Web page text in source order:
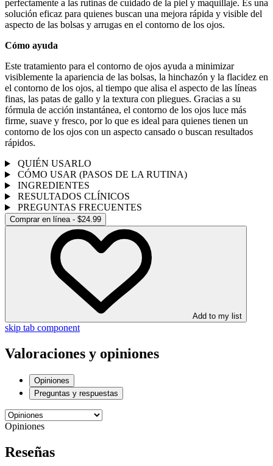
perfectamente a las rutinas de cuidado de la piel y maquillaje. Es una
solución eficaz para quienes buscan una mejora rápida y visible del
aspecto de las bolsas y arrugas en el contorno de los ojos.
Cómo ayuda
Este tratamiento para el contorno de ojos ayuda a minimizar
visiblemente la apariencia de las bolsas, la hinchazón y la flacidez en
el contorno de los ojos, al tiempo que alisa el aspecto de las líneas
finas, las patas de gallo y la textura con pliegues. Gracias a su
fórmula de acción instantánea, el contorno de los ojos luce más
firme, suave y fresco, por lo que es ideal para quienes tienen un
contorno de los ojos con un aspecto cansado o buscan resultados
rápidos.
QUIÉN USARLO
CÓMO USAR (PASOS DE LA RUTINA)
INGREDIENTES
RESULTADOS CLÍNICOS
PREGUNTAS FRECUENTES
Comprar en línea - $24.99
Add to my list
skip tab component
Valoraciones y opiniones
Opiniones
Preguntas y respuestas
Opiniones
Reseñas